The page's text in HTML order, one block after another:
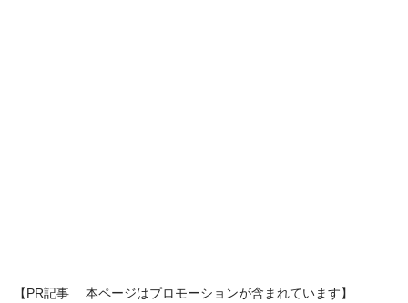
【PR記事 本ページはプロモーションが含まれています】